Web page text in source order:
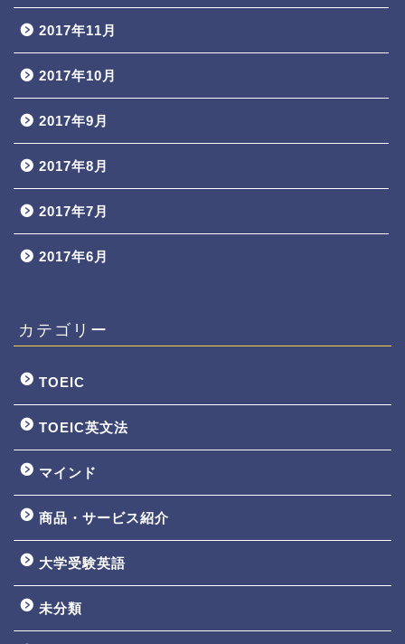
2017年11月
2017年10月
2017年9月
2017年8月
2017年7月
2017年6月
カテゴリー
TOEIC
TOEIC英文法
マインド
商品・サービス紹介
大学受験英語
未分類
TOEIC3ヵ月で800点講座